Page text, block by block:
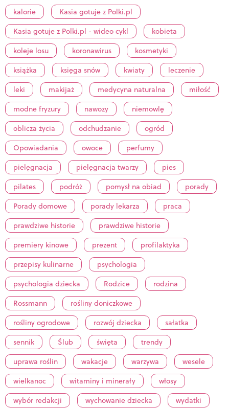
kalorie
Kasia gotuje z Polki.pl
Kasia gotuje z Polki.pl - wideo cykl
kobieta
koleje losu
koronawirus
kosmetyki
książka
księga snów kwiaty
leczenie
leki
makijaż medycyna naturalna
miłość
modne fryzury
nawozy
niemowlę
oblicza życia
odchudzanie
ogród
Opowiadania
owoce
perfumy
pielęgnacja
pielęgnacja twarzy
pies
pilates
podróż pomysł na obiad
porady
Porady domowe
porady lekarza
praca
prawdziwe historie
prawdziwe historie
premiery kinowe
prezent
profilaktyka
przepisy kulinarne
psychologia
psychologia dziecka
Rodzice
rodzina
Rossmann
rośliny doniczkowe
rośliny ogrodowe
rozwój dziecka
sałatka
sennik
Ślub święta
trendy
uprawa roślin
wakacje warzywa
wesele
wielkanoc
witaminy i minerały
włosy
wybór redakcji
wychowanie dziecka
wydatki